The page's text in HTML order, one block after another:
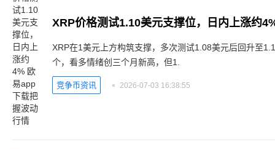
XRP在1美元上方构筑支撑，多次测试1.08美元后回升至
个，看多情绪创三个月新高，但1.
竞争币资讯 2026-07-03 16:38:55